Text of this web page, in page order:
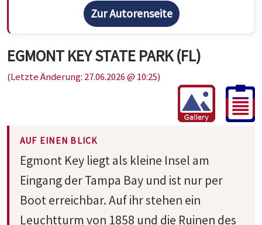
Zur Autorenseite
EGMONT KEY STATE PARK (FL)
(Letzte Änderung: 27.06.2026 @ 10:25)
AUF EINEN BLICK
Egmont Key liegt als kleine Insel am
Eingang der Tampa Bay und ist nur per
Boot erreichbar. Auf ihr stehen ein
Leuchtturm von 1858 und die Ruinen des